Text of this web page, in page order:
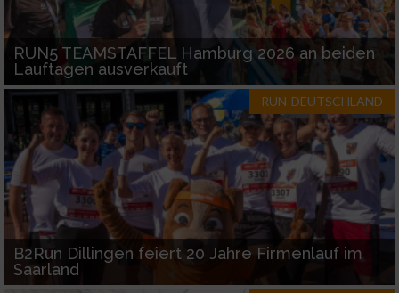
RUN5 TEAMSTAFFEL Hamburg 2026 an beiden
Lauftagen ausverkauft
RUN-DEUTSCHLAND
B2Run Dillingen feiert 20 Jahre Firmenlauf im
Saarland